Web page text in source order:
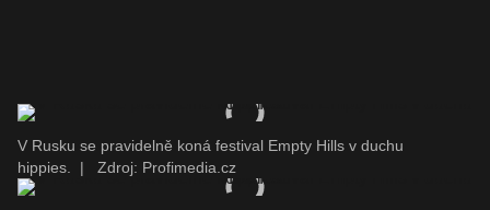
V Rusku se pravidelně koná festival Empty Hills v duchu
hippies.
| Zdroj: Profimedia.cz